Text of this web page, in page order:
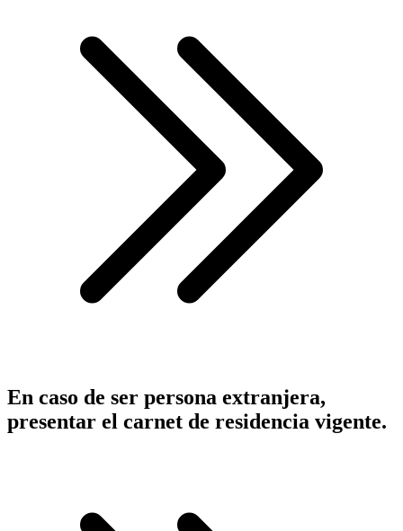
En caso de ser persona extranjera,
presentar el carnet de residencia vigente.